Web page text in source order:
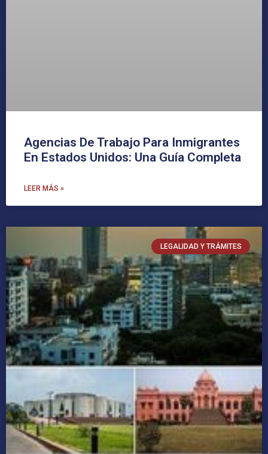
Agencias De Trabajo Para Inmigrantes
En Estados Unidos: Una Guía Completa
LEER MÁS »
LEGALIDAD Y TRÁMITES